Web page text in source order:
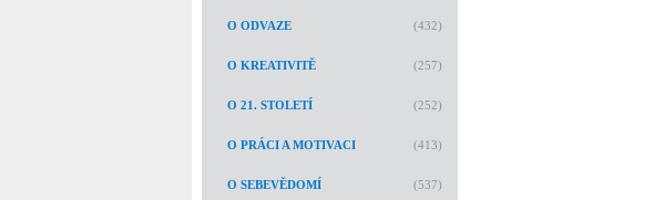
O ODVAZE (432)
O KREATIVITĚ (257)
O 21. STOLETÍ (252)
O PRÁCI A MOTIVACI (413)
O SEBEVĚDOMÍ (537)